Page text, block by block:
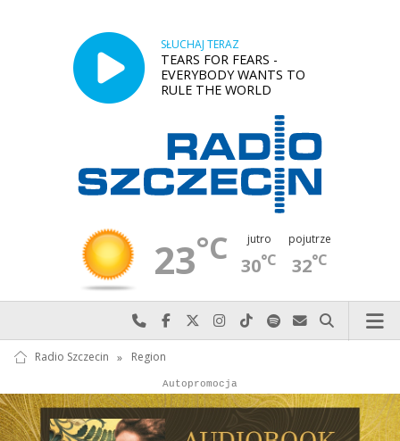
SŁUCHAJ TERAZ
TEARS FOR FEARS -
EVERYBODY WANTS TO
RULE THE WORLD
23°C jutro
30°C
pojutrze
32°C
Najlepiej po prostu do nas zadzwoń
Odwiedź nas na Facebook-u
Odwiedź nas na X
Odwiedź nas na Instagram-ie
Odwiedź nas na TikTok-u
Szukaj nas na Spotify
Wyślij do nas
Szukaj
Radio Szczecin » Region
Reklama
Autopromocja